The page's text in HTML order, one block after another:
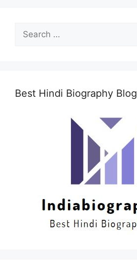
Search
for:
Best Hindi Biography Blog